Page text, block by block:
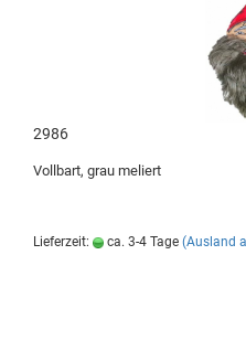
2986
Vollbart, grau meliert
Lieferzeit: ca. 3-4 Tage (Ausland